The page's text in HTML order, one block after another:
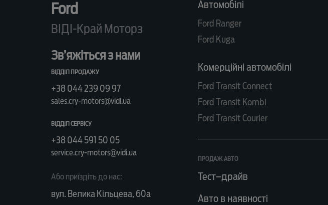
Ford
ВІДІ-Край Моторз
Зв’яжіться з нами
ВІДДІЛ ПРОДАЖУ
+38 044 239 09 97
sales.cry-motors@vidi.ua
ВІДДІЛ СЕРВІСУ
+38 044 591 50 05
service.cry-motors@vidi.ua
Або приїздіть до нас:
вул. Велика Кільцева, 60а
Автомобілі
Ford Ranger
Ford Kuga
Комерційні автомобілі
Ford Transit Connect
Ford Transit Kombi
Ford Transit Courier
ПРОДАЖ АВТО
Тест–драйв
Авто в наявності